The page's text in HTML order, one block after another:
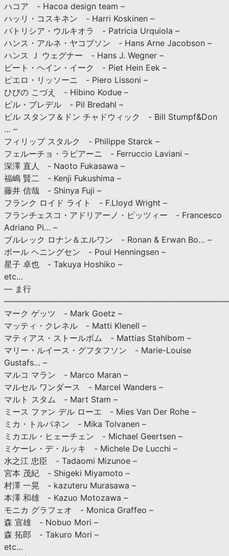
ハコア - Hacoa design team –
ハッリ・コスキネン - Harri Koskinen –
パトリシア・ウルキオラ - Patricia Urquiola –
ハンス・アルネ・ヤコブソン - Hans Arne Jacobson –
ハンス Ｊ ウェグナー - Hans J. Wegner –
ピート・ヘイン・イーク - Piet Hein Eek –
ピエロ・リッソーニ - Piero Lissoni –
ひびの こづえ - Hibino Kodue –
ピル・ブレデル - Pil Bredahl –
ビル スタンフ＆ドン チャドウィック - Bill Stumpf&Don
… –
フィリップ スタルク - Philippe Starck –
フェルーチョ・ラビアーニ - Ferruccio Laviani –
深澤 直人 - Naoto Fukasawa –
福嶋 賢二 - Kenji Fukushima –
藤井 信哉 - Shinya Fuji –
フランク ロイド ライト - F.Lloyd Wright –
フランチェスコ・アドリアーノ・ピッツィー - Francesco
Adriano Pi… –
ブルレック ロナン＆エルワン - Ronan & Erwan Bo… –
ポール ヘニングセン - Poul Henningsen –
星子 卓也 - Takuya Hoshiko –
etc…
— ま行
マーク ゲッツ - Mark Goetz –
マッティ・クレネル - Matti Klenell –
マティアス・ストールボム - Mattias Stahlbom –
マリー・ルイース・グフタフソン - Marie-Louise
Gustafs… –
マルコ マラン - Marco Maran –
マルセル ワンダース - Marcel Wanders –
マルト スタム - Mart Stam –
ミース ファン デル ローエ - Mies Van Der Rohe –
ミカ・トルバネン - Mika Tolvanen –
ミカエル・ヒェーチェン - Michael Geertsen –
ミケーレ・デ・ルッキ - Michele De Lucchi –
水之江 忠臣 - Tadaomi Mizunoe –
宮本 茂紀 - Shigeki Miyamoto –
村澤 一晃 - kazuteru Murasawa –
本澤 和雄 - Kazuo Motozawa –
モニカ グラフェオ - Monica Graffeo –
森 宣雄 - Nobuo Mori –
森 拓郎 - Takuro Mori –
etc…